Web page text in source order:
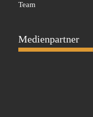
Team
Medienpartner